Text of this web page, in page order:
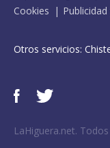
Cookies
Otros servicios:
LaHiguera.net.